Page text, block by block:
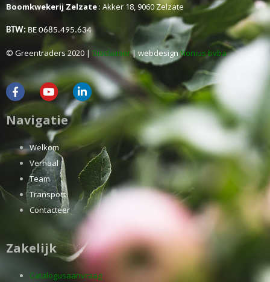
Boomkwekerij Zelzate : Akker 18, 9060 Zelzate
BTW: BE 0685.495.634
© Greentraders 2020 | Disclaimer| webdesignNonius bvba
Navigatie
Welkom
Verhaal
Team
Transport
Contacteer
Zakelijk
Catalogusaanvraag